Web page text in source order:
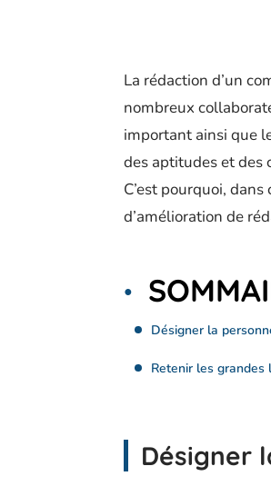
La rédaction d’un
nombreux
important ainsi que
des aptitudes et des
C’est pourquoi,
d’amélioration de
Désigner la
Retenir les grandes
Désigner